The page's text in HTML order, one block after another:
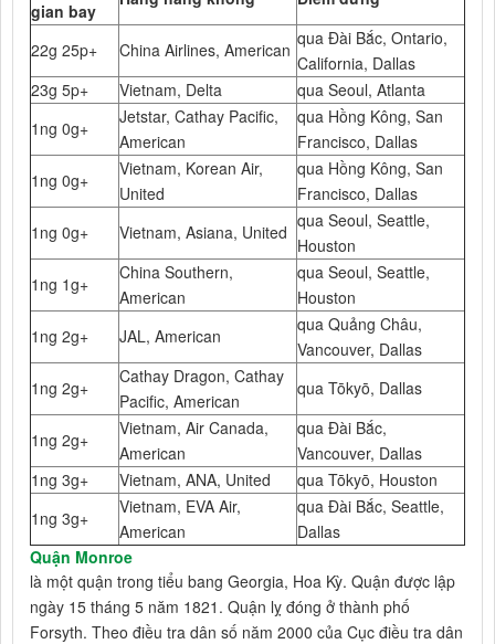
gian bay
22g 25p+ China Airlines, American
qua Đài Bắc, Ontario,
California, Dallas
23g 5p+
Vietnam, Delta
qua Seoul, Atlanta
1ng 0g+
Jetstar, Cathay Pacific,
American
qua Hồng Kông, San
Francisco, Dallas
1ng 0g+
Vietnam, Korean Air,
United
qua Hồng Kông, San
Francisco, Dallas
1ng 0g+
Vietnam, Asiana, United
qua Seoul, Seattle,
Houston
1ng 1g+
China Southern,
American
qua Seoul, Seattle,
Houston
1ng 2g+
JAL, American
qua Quảng Châu,
Vancouver, Dallas
1ng 2g+
Cathay Dragon, Cathay
Pacific, American
qua Tōkyō, Dallas
1ng 2g+
Vietnam, Air Canada,
American
qua Đài Bắc,
Vancouver, Dallas
1ng 3g+
Vietnam, ANA, United
qua Tōkyō, Houston
1ng 3g+
Vietnam, EVA Air,
American
qua Đài Bắc, Seattle,
Dallas
Quận Monroe
là một quận trong tiểu bang Georgia, Hoa Kỳ. Quận được lập
ngày 15 tháng 5 năm 1821. Quận lỵ đóng ở thành phố
Forsyth. Theo điều tra dân số năm 2000 của Cục điều tra dân